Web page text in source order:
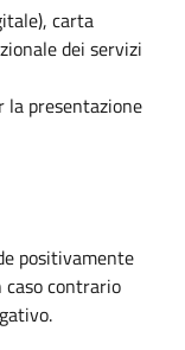
carta
dei servizi
presentazione
positivamente
caso contrario